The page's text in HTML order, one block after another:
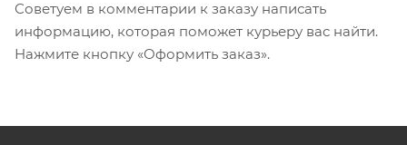
Советуем в комментарии к заказу написать
информацию, которая поможет курьеру вас найти.
Нажмите кнопку «Оформить заказ».